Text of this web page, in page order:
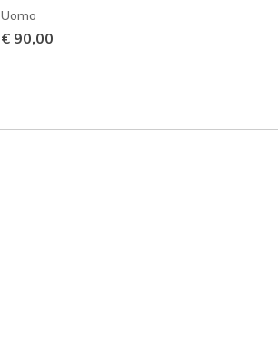
Uomo
€ 90,00